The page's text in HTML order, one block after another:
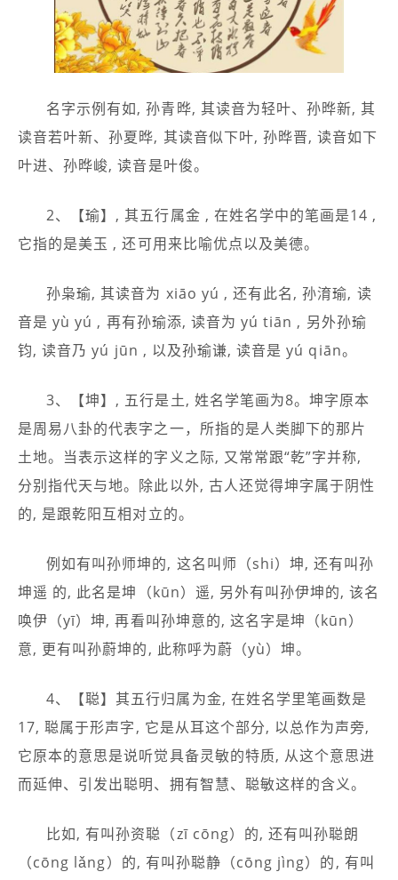
名字示例有如, 孙青晔, 其读音为轻叶、孙晔新, 其
读音若叶新、孙夏晔, 其读音似下叶, 孙晔晋, 读音如下
叶进、孙晔峻, 读音是叶俊。
2、【瑜】, 其五行属金 , 在姓名学中的笔画是14 ,
它指的是美玉 , 还可用来比喻优点以及美德。
孙枭瑜, 其读音为 xiāo yú , 还有此名, 孙淯瑜, 读
音是 yù yú , 再有孙瑜添, 读音为 yú tiān , 另外孙瑜
钧, 读音乃 yú jūn , 以及孙瑜谦, 读音是 yú qiān。
3、【坤】, 五行是土, 姓名学笔画为8。坤字原本
是周易八卦的代表字之一，所指的是人类脚下的那片
土地。当表示这样的字义之际, 又常常跟“乾”字并称,
分别指代天与地。除此以外, 古人还觉得坤字属于阴性
的, 是跟乾阳互相对立的。
例如有叫孙师坤的, 这名叫师（shi）坤, 还有叫孙
坤遥 的, 此名是坤（kūn）遥, 另外有叫孙伊坤的, 该名
唤伊（yī）坤, 再看叫孙坤意的, 这名字是坤（kūn）
意, 更有叫孙蔚坤的, 此称呼为蔚（yù）坤。
4、【聪】其五行归属为金, 在姓名学里笔画数是
17, 聪属于形声字, 它是从耳这个部分, 以总作为声旁,
它原本的意思是说听觉具备灵敏的特质, 从这个意思进
而延伸、引发出聪明、拥有智慧、聪敏这样的含义。
比如, 有叫孙资聪（zī cōng）的, 还有叫孙聪朗
（cōng lǎng）的, 有叫孙聪静（cōng jìng）的, 有叫